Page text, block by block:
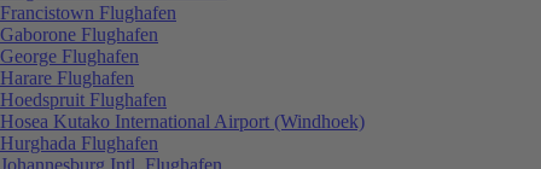
Francistown Flughafen
Gaborone Flughafen
George Flughafen
Harare Flughafen
Hoedspruit Flughafen
Hosea Kutako International Airport (Windhoek)
Hurghada Flughafen
Johannesburg Intl. Flughafen